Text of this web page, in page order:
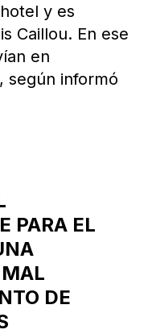
y es
Caillou. En ese
en
según informó
PARA EL
DE